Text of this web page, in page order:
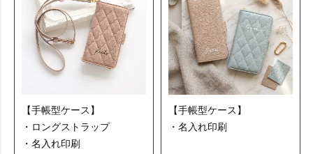
【手帳型ケース】
・ロングストラップ
・名入れ印刷
【手帳型ケース】
・名入れ印刷